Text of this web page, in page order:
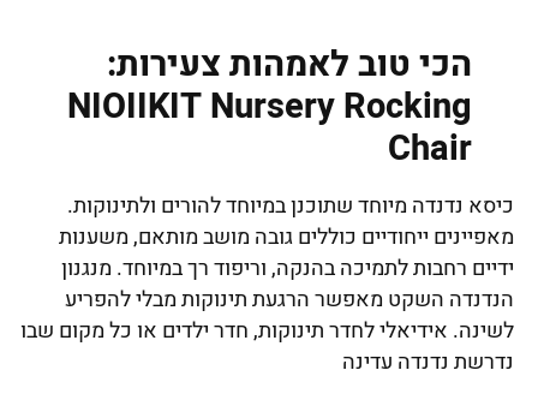
הכי טוב לאמהות צעירות:
NIOIIKIT Nursery Rocking
Chair
כיסא נדנדה מיוחד שתוכנן במיוחד להורים ולתינוקות.
מאפיינים ייחודיים כוללים גובה מושב מותאם, משענות
ידיים רחבות לתמיכה בהנקה, וריפוד רך במיוחד. מנגנון
הנדנדה השקט מאפשר הרגעת תינוקות מבלי להפריע
לשינה. אידיאלי לחדר תינוקות, חדר ילדים או כל מקום שבו
נדרשת נדנדה עדינה